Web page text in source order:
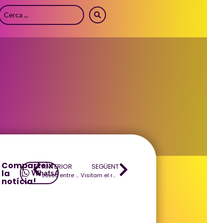
Comparteix
la
notícia!
WhatsApp
ANTERIOR
Joves entre discs: un matí a l’Espai Xocolat
SEGÜENT
Visitam el rocòdrom In Rock